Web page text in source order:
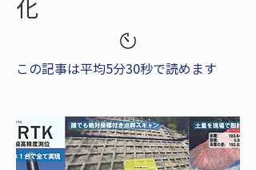
化
この記事は平均5分30秒で読めます